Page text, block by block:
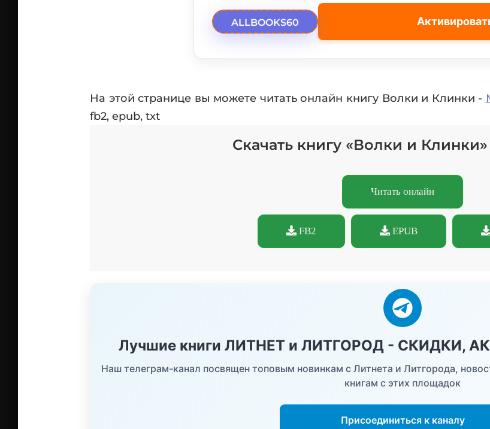
ALLBOOKS60
На этой странице вы можете читать онлайн книгу Волки и Клинки -
fb2, epub, txt
Скачать книгу «Волки и
Читать онлайн
FB2 EPUB
Лучшие книги ЛИТНЕТ и ЛИТГОРОД - СКИДКИ,
Наш телеграм-канал посвящен топовым новинкам с Литнета и Литгорода,
книгам с этих площадок
Присоединиться к каналу